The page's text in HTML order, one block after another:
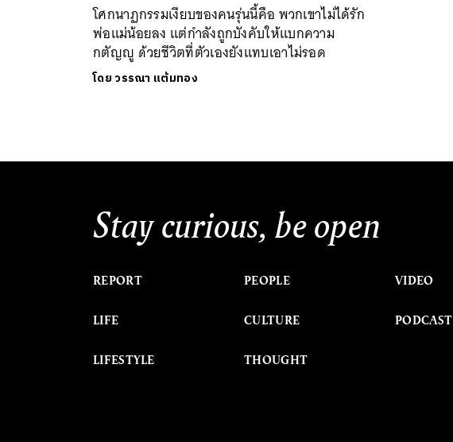
โศกนาฏกรรมเงียบของคนรุ่นนี้คือ พวกเขาไม่ได้รัก
พ่อแม่น้อยลง แต่กำลังถูกบังคับให้แบกความ
กตัญญู ด้วยชีวิตที่ตัวเองยังแทบเอาไม่รอด
โดยวรรณา แต้มทอง
Stay curious, be open
REPORT
LIFE
LIFESTYLE
PEOPLE
CULTURE
THOUGHT
VIDEO
PODCAST